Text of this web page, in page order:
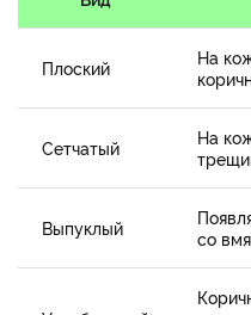
Плоский
На
Сетчатый
На
Выпуклый
со